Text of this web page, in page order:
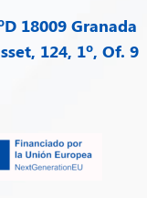
18009 Granada
124, 1º, Of. 9